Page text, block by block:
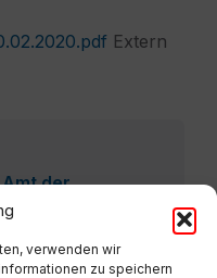
verwenden wir
zu speichern
File
Extern
der
Jahre 2027-